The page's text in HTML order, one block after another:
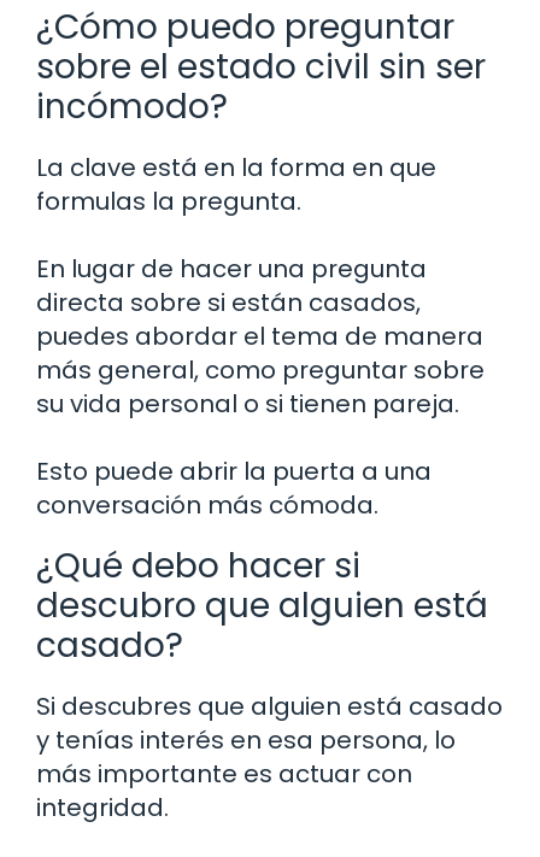
¿Cómo puedo preguntar
sobre el estado civil sin ser
incómodo?
La clave está en la forma en que
formulas la pregunta.
En lugar de hacer una pregunta
directa sobre si están casados,
puedes abordar el tema de manera
más general, como preguntar sobre
su vida personal o si tienen pareja.
Esto puede abrir la puerta a una
conversación más cómoda.
¿Qué debo hacer si
descubro que alguien está
casado?
Si descubres que alguien está casado
y tenías interés en esa persona, lo
más importante es actuar con
integridad.